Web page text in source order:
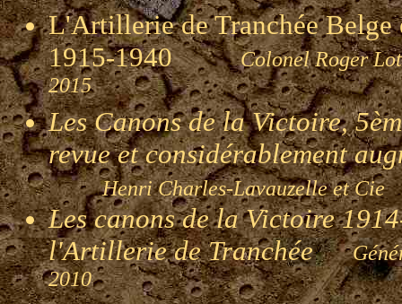
L'Artillerie de Tranchée Belge
1915-1940Colonel
2015
Les Canons de la Victoire,
revue et considérablement
Henri Charles-Lavauzelle et Cie
Les canons de la Victoire
l'Artillerie de Tranchée
2010